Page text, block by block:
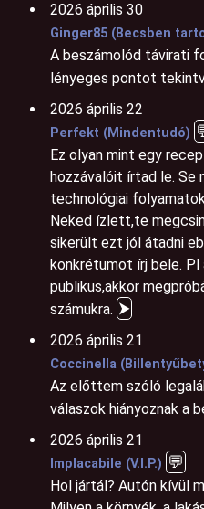
2026 április 30
Ginger85 (Becsben
A beszámolód távirati
lényeges pontot
2026 április 22
Perfekt (Mindentudó)
Ez olyan mint egy
hozzávalóit írtad le. Se
technológiai
Neked ízlett,te
sikerült ezt jól átadni
konkrétumot írj bele. Pl
publikus,akkor
számukra. ⮞
2026 április 21
Coccinella
Az előttem szóló
válaszok hiányoznak a
2026 április 21
Implacabile (V.I.P.) 💬
Hol jártál? Autón kívül